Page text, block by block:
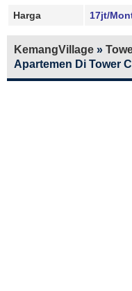
Harga
17jt/
KemangVillage »
Apartemen Di Tower